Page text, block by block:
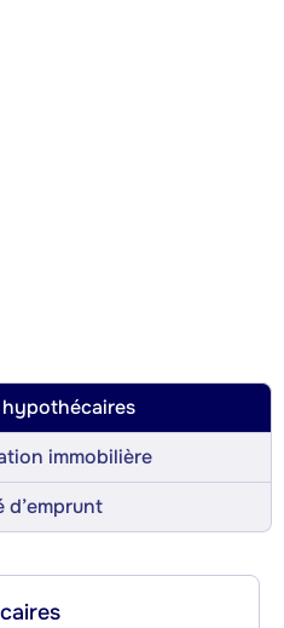
hypothécaires
immobilière
d’emprunt